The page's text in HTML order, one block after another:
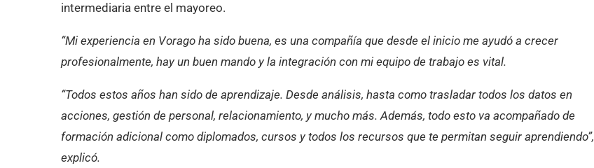
intermediaria entre el mayoreo.
“Mi experiencia en Vorago ha sido buena, es una compañía que desde el inicio me ayudó a crecer
profesionalmente, hay un buen mando y la integración con mi equipo de trabajo es vital.
“Todos estos años han sido de aprendizaje. Desde análisis, hasta como trasladar todos los datos en
acciones, gestión de personal, relacionamiento, y mucho más. Además, todo esto va acompañado de
formación adicional como diplomados, cursos y todos los recursos que te permitan seguir aprendiendo”,
explicó.